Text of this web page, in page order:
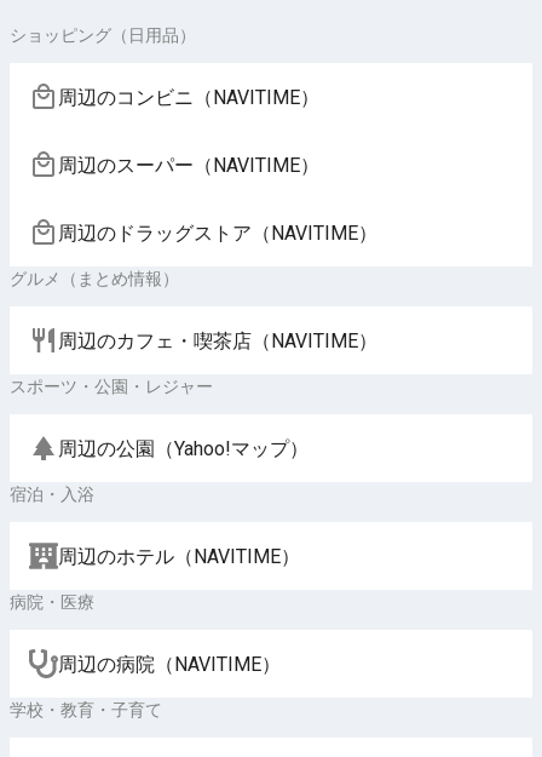
ショッピング（日用品）
周辺のコンビニ（NAVITIME）
周辺のスーパー（NAVITIME）
周辺のドラッグストア（NAVITIME）
グルメ（まとめ情報）
周辺のカフェ・喫茶店（NAVITIME）
スポーツ・公園・レジャー
周辺の公園（Yahoo!マップ）
宿泊・入浴
周辺のホテル（NAVITIME）
病院・医療
周辺の病院（NAVITIME）
学校・教育・子育て